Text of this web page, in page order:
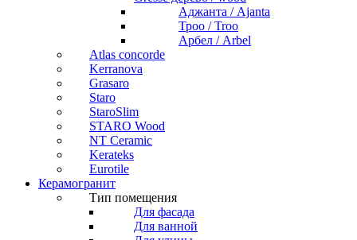
Аджанта / Ajanta
Троо / Troo
Арбел / Arbel
Atlas concorde
Kerranova
Grasaro
Staro
StaroSlim
STARO Wood
NT Ceramic
Kerateks
Eurotile
Керамогранит
Тип помещения
Для фасада
Для ванной